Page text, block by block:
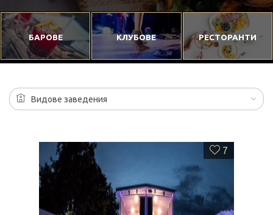
БАРОВЕ КЛУБОВЕ РЕСТОРАНТИ
Видове заведения
7